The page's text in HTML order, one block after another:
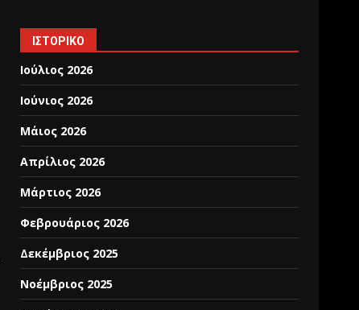
ΙΣΤΟΡΙΚΌ
Ιούλιος 2026
Ιούνιος 2026
Μάιος 2026
Απρίλιος 2026
Μάρτιος 2026
Φεβρουάριος 2026
Δεκέμβριος 2025
Νοέμβριος 2025